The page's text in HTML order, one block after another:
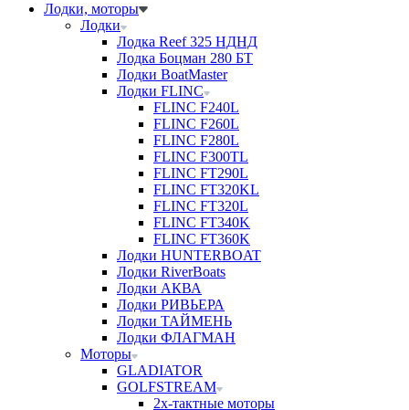
Лодки, моторы
Лодки
Лодка Reef 325 НДНД
Лодка Боцман 280 БТ
Лодки BoatMaster
Лодки FLINC
FLINC F240L
FLINC F260L
FLINC F280L
FLINC F300TL
FLINC FT290L
FLINC FT320KL
FLINC FT320L
FLINC FT340K
FLINC FT360K
Лодки HUNTERBOAT
Лодки RiverBoats
Лодки АКВА
Лодки РИВЬЕРА
Лодки ТАЙМЕНЬ
Лодки ФЛАГМАН
Моторы
GLADIATOR
GOLFSTREAM
2х-тактные моторы